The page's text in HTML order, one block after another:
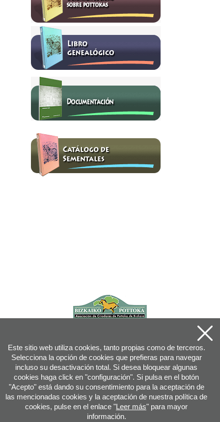
Este sitio web utiliza cookies, tanto propias como de terceros.
Selecciona la opción de cookies que prefieras para navegar
incluso su desactivación total. Si desea bloquear algunas
cookies haga click en "configuración". Si pulsa en el botón
"Acepto" está dando su consentimiento para la aceptación de
las mencionadas cookies y la aceptación de nuestra política de
cookies, pulse en el enlace "Leer más" para mayor
información.